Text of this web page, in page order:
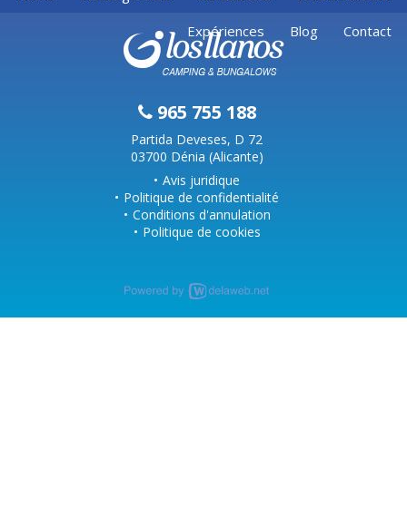
Expériences
Blog Contact
965 755 188
Partida Deveses, D 72
03700 Dénia (Alicante)
Avis juridique
Politique de confidentialité
Conditions d'annulation
Politique de cookies